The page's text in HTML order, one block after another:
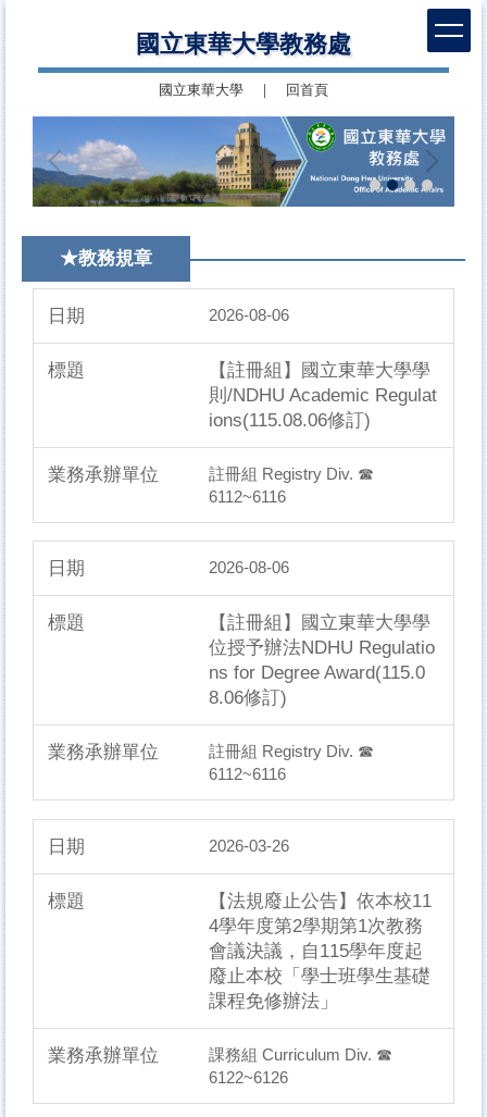
國立東華大學教務處
國立東華大學 回首頁
★教務規章
2026-08-06
【註冊組】國立東華大學學
則/NDHU Academic Regulat
ions(115.08.06修訂)
註冊組 Registry Div. ☎
6112~6116
2026-08-06
【註冊組】國立東華大學學
位授予辦法NDHU Regulatio
ns for Degree Award(115.0
8.06修訂)
註冊組 Registry Div. ☎
6112~6116
2026-03-26
【法規廢止公告】依本校11
4學年度第2學期第1次教務
會議決議，自115學年度起
廢止本校「學士班學生基礎
課程免修辦法」
課務組 Curriculum Div. ☎
6122~6126